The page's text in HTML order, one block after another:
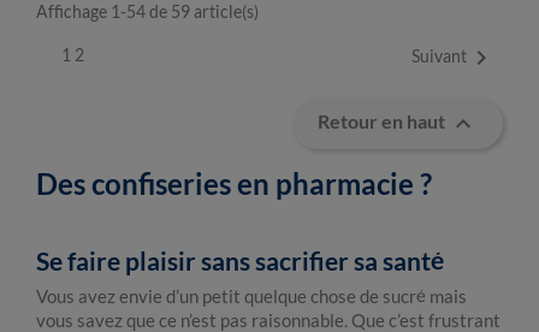
Affichage 1-54 de 59 article(s)
1 2 Suivant 
Retour en haut 
Des confiseries en pharmacie ?
Se faire plaisir sans sacrifier sa santé
Vous avez envie d’un petit quelque chose de sucré mais
vous savez que ce n’est pas raisonnable. Que c’est frustrant